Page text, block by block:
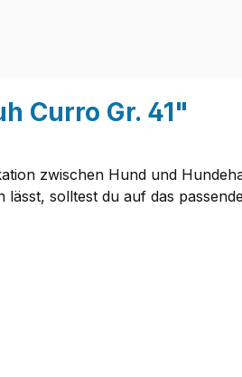
Curro Gr. 41"
zwischen Hund und
solltest du auf das